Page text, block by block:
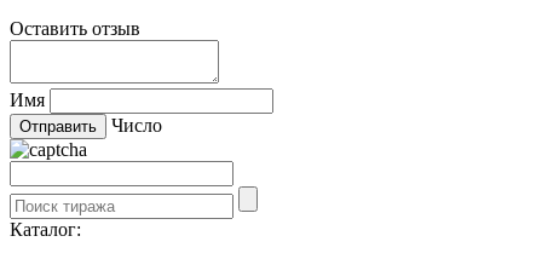
Оставить отзыв
Имя
Число
Каталог: